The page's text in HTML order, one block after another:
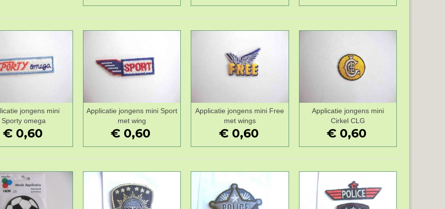
Wenslijst
jongens mini
Sporty omega
€ 0,60
Wenslijst
Applicatie jongens mini Sport
met wing
€ 0,60
Wenslijst
Applicatie jongens mini Free
met wings
€ 0,60
Wenslijst
Applicatie jongens mini
Cirkel CLG
€ 0,60